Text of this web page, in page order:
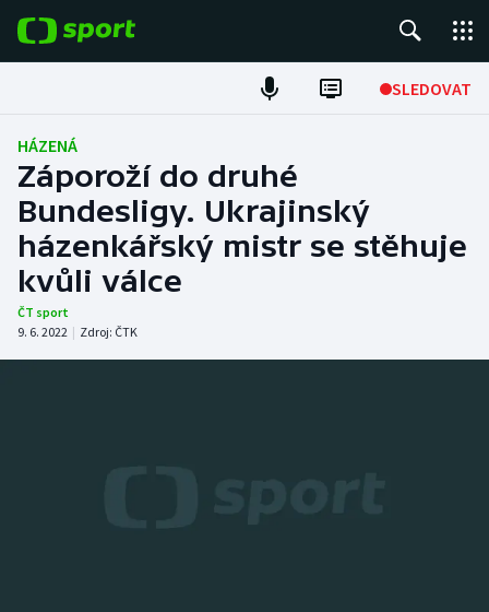
SLEDOVAT
Fotbal
Hokej
Tenis
Atletika
HÁZENÁ
Záporoží do druhé
Bundesligy. Ukrajinský
házenkářský mistr se stěhuje
kvůli válce
ČT sport
9. 6. 2022 | Zdroj: ČTK